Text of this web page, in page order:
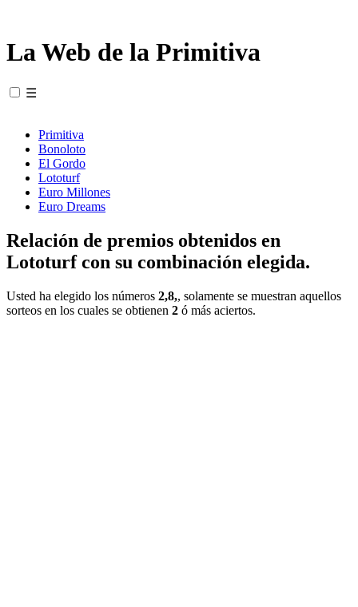
La Web de la Primitiva
☰
Primitiva
Bonoloto
El Gordo
Lototurf
Euro Millones
Euro Dreams
Relación de premios obtenidos en
Lototurf con su combinación elegida.
Usted ha elegido los números 2,8,, solamente se muestran aquellos
sorteos en los cuales se obtienen 2 ó más aciertos.